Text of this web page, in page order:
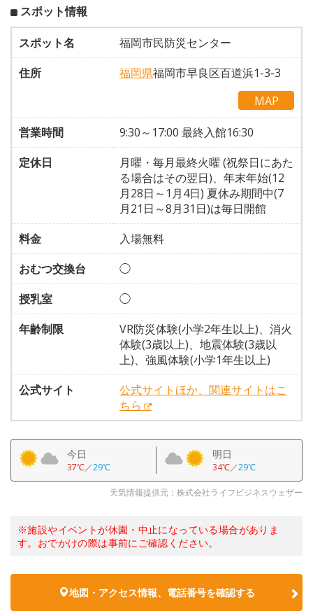
スポット情報
スポット名
福岡市民防災センター
住所
福岡県福岡市早良区百道浜1-3-3
MAP
営業時間
9:30～17:00 最終入館16:30
定休日
月曜・毎月最終火曜 (祝祭日にあた
る場合はその翌日)、年末年始(12
月28日～1月4日) 夏休み期間中(7
月21日～8月31日)は毎日開館
料金
入場無料
おむつ交換台
◯
授乳室
◯
年齢制限
VR防災体験(小学2年生以上)、消火
体験(3歳以上)、地震体験(3歳以
上)、強風体験(小学1年生以上)
公式サイト
公式サイトほか、関連サイトはこ
ちら
今日
37℃／29℃
明日
34℃／29℃
天気情報提供元：株式会社ライフビジネスウェザー
※施設やイベントが休園・中止になっている場合がありま
す。おでかけの際は事前にご確認ください。
地図・アクセス情報、電話番号を確認する